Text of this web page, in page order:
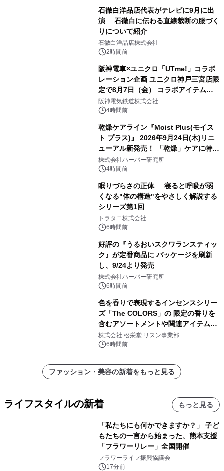
石徹白洋品店代表がテレビに9月に出
演 石徹白に伝わる直線裁断の服づく
りについて紹介
石徹白洋品店株式会社
2時間前
阪神電車×ユニクロ「UTme!」コラボ
レーション企画 ユニクロ神戸三宮店限
定で8月7日（金） コラボアイテムが
発売決定！
阪神電気鉄道株式会社
4時間前
乾燥ケアライン『Moist Plus(モイス
ト プラス)』 2026年9月24日(木)リニ
ューアル新発売！ 「乾燥」ケアに特化
し、ライン使いで潤いに満ちた肌へ
株式会社ハーバー研究所
4時間前
眠りづらさの正体──寝ると呼吸が弱
くなる"体の構造"をやさしく解説する
シリーズ第1回
トラタニ株式会社
6時間前
好評の『うるおいスクワランスティッ
ク』が定番商品に パッケージを刷新
し、9/24より発売
株式会社ハーバー研究所
6時間前
色を香りで表現するインセンスシリー
ズ「The COLORS」の 限定の香りを
含むアソートメントや関連アイテムを
8月6日発売
株式会社 松栄堂 リスン事業部
6時間前
ファッション・美容の新着をもっと見る
ライフスタイルの新着 もっと見る
「私たちにも何かできますか？」 子ど
もたちの一言から始まった、熊本支援
「フラワーリレー」全国開催
フラワーライフ振興協議会
17分前